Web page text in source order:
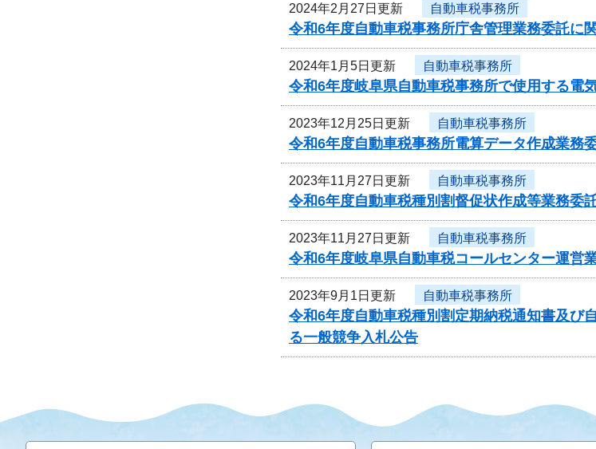
2024年2月27日更新 自動車税事務所
令和6年度自動車税事務所庁舎管理業務委託に
2024年1月5日更新 自動車税事務所
令和6年度岐阜県自動車税事務所で使用する電
2023年12月25日更新 自動車税事務所
令和6年度自動車税事務所電算データ作成業務
2023年11月27日更新 自動車税事務所
令和6年度自動車税種別割督促状作成等業務委
2023年11月27日更新 自動車税事務所
令和6年度岐阜県自動車税コールセンター運営
2023年9月1日更新 自動車税事務所
令和6年度自動車税種別割定期納税通知書及び
る一般競争入札公告